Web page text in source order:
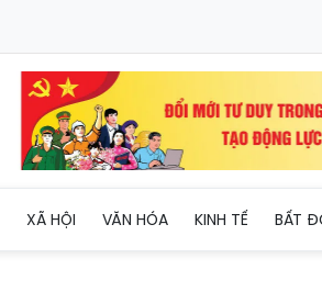
XÃ HỘI VĂN HÓA KINH TẾ BẤT